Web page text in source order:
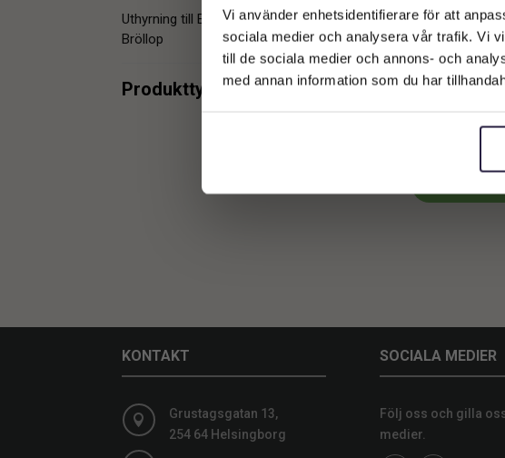
Vi använder enhetsidentifierare för att
sociala medier och analysera vår trafik. Vi
till de sociala medier och annons- och
med annan information som du har
Uthyrning till Event & Mässa &
Bröllop
1
Produkttyper
Vitt 180
KONTAKT

Grustagsgatan 13,
254 64 Helsingborg
SOCIALA MEDIER
Följ oss och gilla
medier.